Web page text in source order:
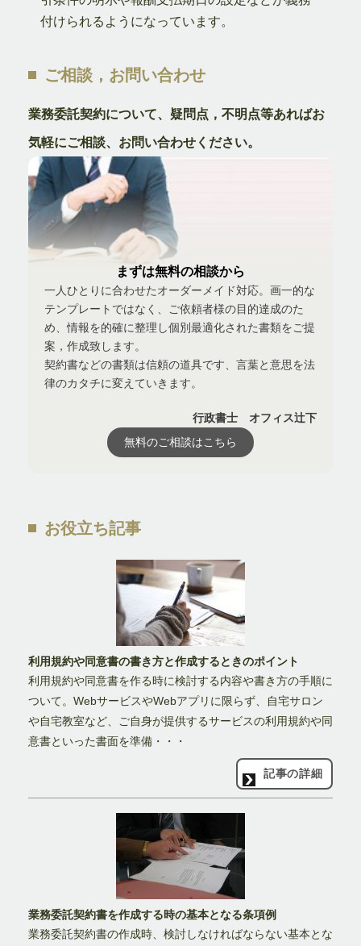
付けられるようになっています。
ご相談，お問い合わせ
業務委託契約について、疑問点，不明点等あればお
気軽にご相談、お問い合わせください。
まずは無料の相談から
一人ひとりに合わせたオーダーメイド対応。画一的な
テンプレートではなく、ご依頼者様の目的達成のた
め、情報を的確に整理し個別最適化された書類をご提
案，作成致します。
契約書などの書類は信頼の道具です、言葉と意思を法
律のカタチに変えていきます。
行政書士 オフィス辻下
無料のご相談はこちら
お役立ち記事
利用規約や同意書の書き方と作成するときのポイント
利用規約や同意書を作る時に検討する内容や書き方の手順に
ついて。WebサービスやWebアプリに限らず、自宅サロン
や自宅教室など、ご自身が提供するサービスの利用規約や同
意書といった書面を準備・・・
記事の詳細
業務委託契約書を作成する時の基本となる条項例
業務委託契約書の作成時、検討しなければならない基本とな